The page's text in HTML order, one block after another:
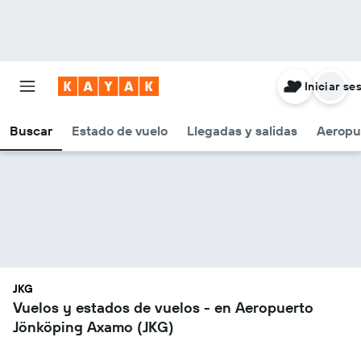
Buscar Estado de vuelo Llegadas y salidas
Iniciar
JKG
Vuelos y estados de vuelos - en Aeropuerto
Jönköping Axamo (JKG)